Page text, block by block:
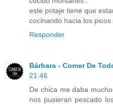
este potaje tiene que
cocinando hacia los picos
Responder
Bárbara - Comer De
21:46
De chica me daba
nos pusieran pescado